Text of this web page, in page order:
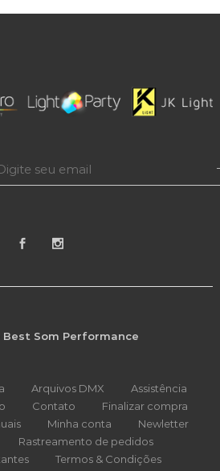
Best Som Performance
Arquivos DMX
Assistência
Contato
Finalizar compra
Minha conta
Newletter
Rastreamento de pedidos
Termos & Condições